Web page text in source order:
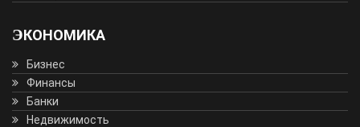
ЭКОНОМИКА
Бизнес
Финансы
Банки
Недвижимость